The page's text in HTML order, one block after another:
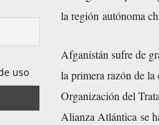
uso
la región autónoma
Afganistán sufre de
la primera razón de
Organización del
Alianza Atlántica se